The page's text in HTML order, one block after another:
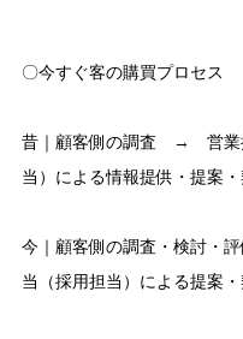
〇今すぐ客の購買プロセス
昔｜顧客側の調査　→　営業
当）による情報提供・提案
今｜顧客側の調査・検討・
当（採用担当）による提案